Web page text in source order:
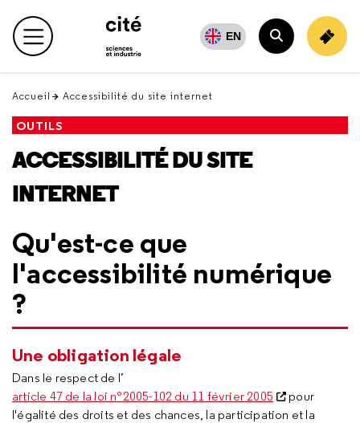
en
haut Menu principal EN
Rechercher
Accueil Accessibilité du site internet
OUTILS
ACCESSIBILITÉ DU SITE
INTERNET
Qu'est-ce que
l'accessibilité numérique
?
Une obligation légale
Dans le respect de l’
article 47 de la loi n°2005-102 du 11 février 2005
pour
l'égalité des droits et des chances, la participation et la